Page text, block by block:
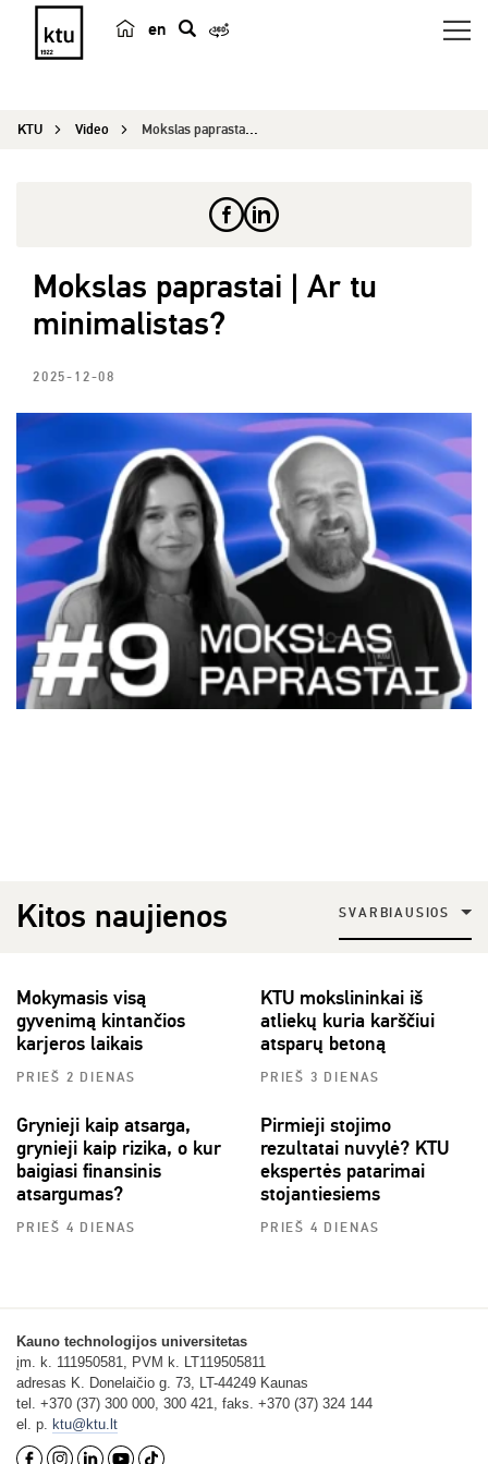
en
e
KTU Video Mokslas paprastai | Ar tu minimalistas?
Mokslas paprastai | Ar tu
minimalistas?
2025-12-08
Kitos naujienos SVARBIAUSIOS
Mokymasis visą
gyvenimą kintančios
karjeros laikais
PRIEŠ 2 DIENAS
KTU mokslininkai iš
atliekų kuria karščiui
atsparų betoną
PRIEŠ 3 DIENAS
Grynieji kaip atsarga,
grynieji kaip rizika, o kur
baigiasi finansinis
atsargumas?
PRIEŠ 4 DIENAS
Pirmieji stojimo
rezultatai nuvylė? KTU
ekspertės patarimai
stojantiesiems
PRIEŠ 4 DIENAS
Kauno technologijos universitetas
įm. k. 111950581, PVM k. LT119505811
adresas K. Donelaičio g. 73, LT-44249 Kaunas
tel. +370 (37) 300 000, 300 421, faks. +370 (37) 324 144
el. p. ktu@ktu.lt